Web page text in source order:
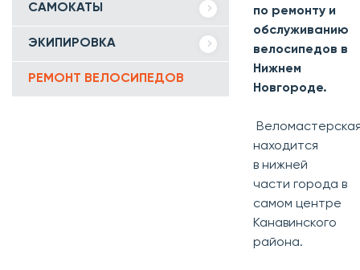
САМОКАТЫ
ЭКИПИРОВКА
РЕМОНТ ВЕЛОСИПЕДОВ
по ремонту и
обслуживанию
велосипедов в
Нижнем
Новгороде.
находится
в нижней
части города в
самом центре
Канавинского
района.